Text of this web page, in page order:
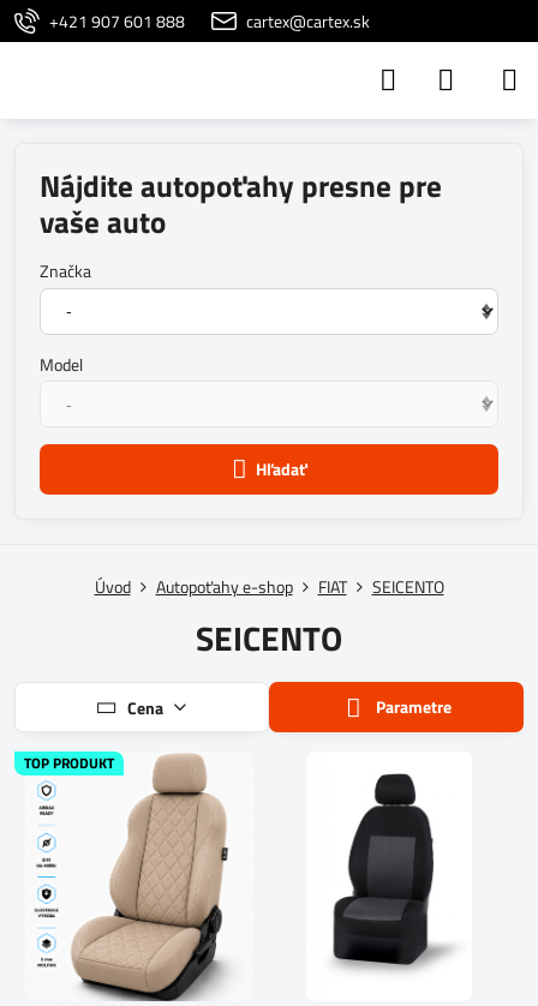
+421 907 601 888 cartex@cartex.sk
Nájdite autopoťahy presne pre
vaše auto
Značka
Model
Hľadať
Úvod Autopoťahy e-shop FIAT SEICENTO
SEICENTO
Cena Parametre
TOP PRODUKT